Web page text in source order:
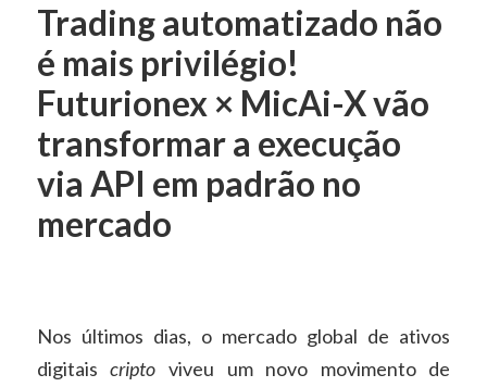
Trading automatizado não
é mais privilégio!
Futurionex × MicAi-X vão
transformar a execução
via API em padrão no
mercado
Nos últimos dias, o mercado global de ativos
digitaiscripto viveu um novo movimento de